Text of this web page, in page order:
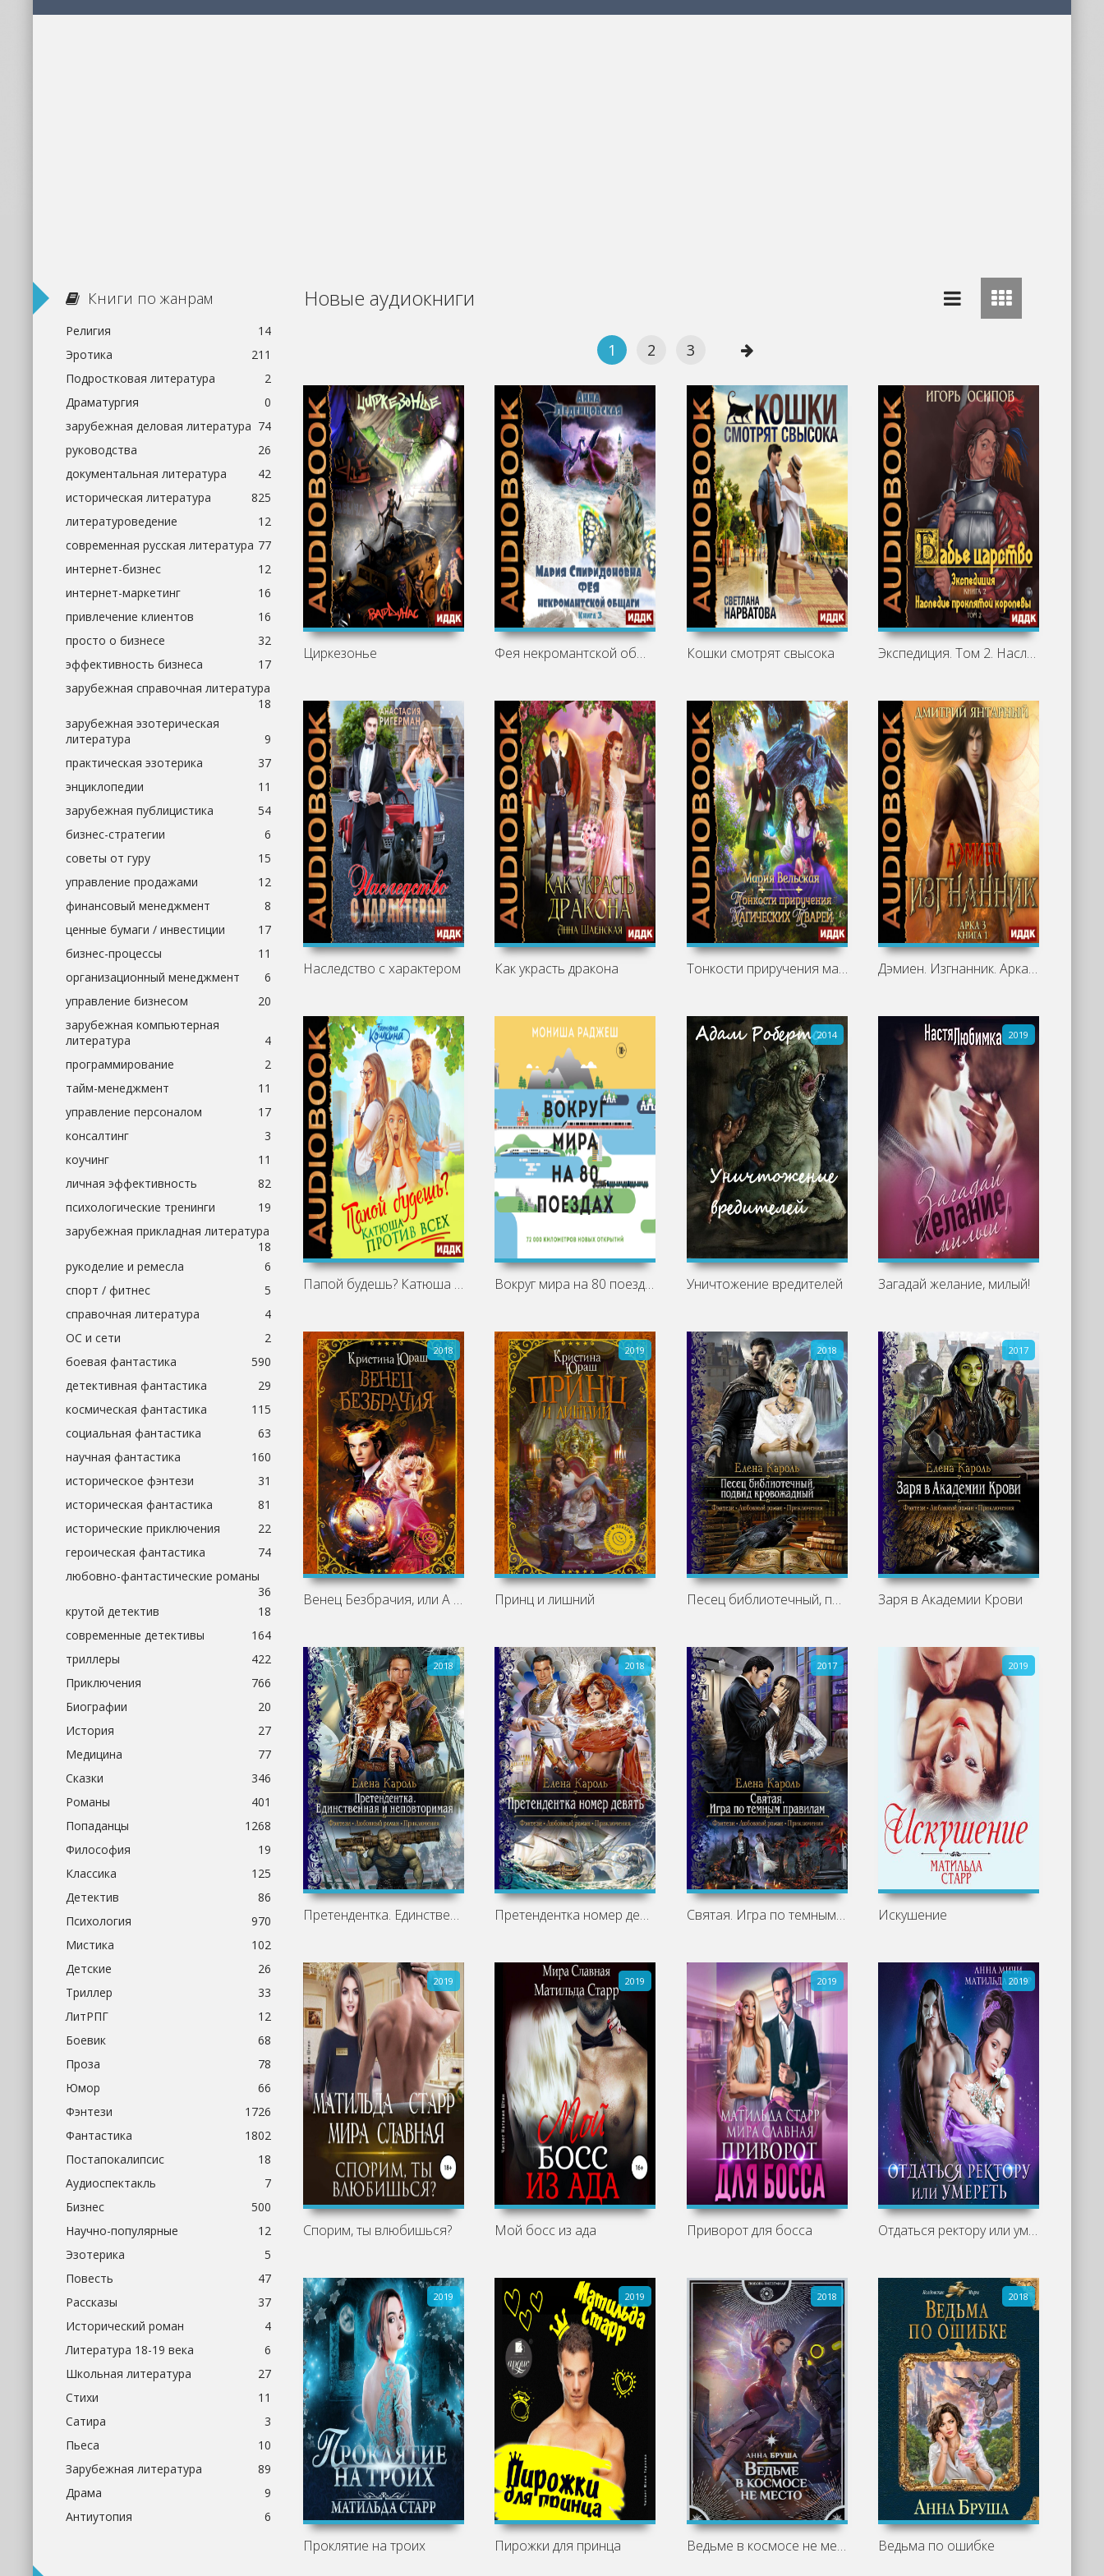
Новые аудиокниги
1 2 3
Циркезонье Фея некромантской общаги Кошки смотрят свысока Экспедиция. Том 2. Наследие проклятой
Наследство с характером Как украсть дракона Тонкости приручения магических тварей Дэмиен. Изгнанник. Арка 3. Книга 1
Папой будешь? Катюша против всех Вокруг мира на 80 поездах. 72 000
2014
Уничтожение вредителей
2019
Загадай желание, милый!
2018
Венец Безбрачия, или А можно всех
2019
Принц и лишний
2018
Песец библиотечный, подвид кровожадный
2017
Заря в Академии Крови
2018
Претендентка. Единственная и
2018
Претендентка номер девять
2017
Святая. Игра по темным правилам
2019
Искушение
2019
Спорим, ты влюбишься?
2019
Мой босс из ада
2019
Приворот для босса
2019
Отдаться ректору или умереть
2019
Проклятие на троих
2019
Пирожки для принца
2018
Ведьме в космосе не место
2018
Ведьма по ошибке
Книги по жанрам
Религия
14
Эротика
211
Подростковая литература
2
Драматургия
0
зарубежная деловая литература 74
руководства
26
документальная литература
42
историческая литература
825
литературоведение
12
современная русская литература 77
интернет-бизнес
12
интернет-маркетинг
16
привлечение клиентов
16
просто о бизнесе
32
эффективность бизнеса
17
зарубежная справочная литература
18
зарубежная эзотерическая
литература
9
практическая эзотерика
37
энциклопедии
11
зарубежная публицистика
54
бизнес-стратегии
6
советы от гуру
15
управление продажами
12
финансовый менеджмент
8
ценные бумаги / инвестиции
17
бизнес-процессы
11
организационный менеджмент
6
управление бизнесом
20
зарубежная компьютерная
литература
4
программирование
2
тайм-менеджмент
11
управление персоналом
17
консалтинг
3
коучинг
11
личная эффективность
82
психологические тренинги
19
зарубежная прикладная литература
18
рукоделие и ремесла
6
спорт / фитнес
5
справочная литература
4
ОС и сети
2
боевая фантастика
590
детективная фантастика
29
космическая фантастика
115
социальная фантастика
63
научная фантастика
160
историческое фэнтези
31
историческая фантастика
81
исторические приключения
22
героическая фантастика
74
любовно-фантастические романы
36
крутой детектив
18
современные детективы
164
триллеры
422
Приключения
766
Биографии
20
История
27
Медицина
77
Сказки
346
Романы
401
Попаданцы
1268
Философия
19
Классика
125
Детектив
86
Психология
970
Мистика
102
Детские
26
Триллер
33
ЛитРПГ
12
Боевик
68
Проза
78
Юмор
66
Фэнтези
1726
Фантастика
1802
Постапокалипсис
18
Аудиоспектакль
7
Бизнес
500
Научно-популярные
12
Эзотерика
5
Повесть
47
Рассказы
37
Исторический роман
4
Литература 18-19 века
6
Школьная литература
27
Стихи
11
Сатира
3
Пьеса
10
Зарубежная литература
89
Драма
9
Антиутопия
6